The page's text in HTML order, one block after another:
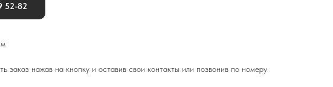
52-82
заказ нажав на кнопку и оставив свои контакты или позвонив по номеру